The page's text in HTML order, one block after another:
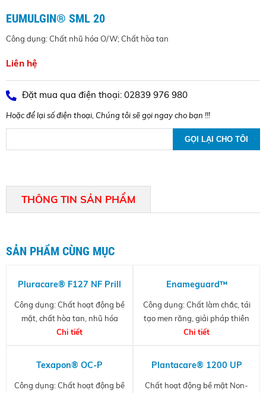
EUMULGIN® SML 20
Công dụng: Chất nhũ hóa O/W; Chất hòa tan
Liên hệ
Đặt mua qua điện thoại: 02839 976 980
Hoặc để lại số điện thoại, Chúng tôi sẽ gọi ngay cho bạn !!!
THÔNG TIN SẢN PHẨM
SẢN PHẨM CÙNG MỤC
Pluracare® F127 NF Prill
Công dụng: Chất hoạt động bề
mặt, chất hòa tan, nhũ hóa
Chi tiết
Enameguard™
Công dụng: Chất làm chắc, tái
tạo men răng, giải pháp thiên
nhiên thay thế Floride
Chi tiết
Texapon® OC-P
Công dụng: Chất hoạt động bề
Plantacare® 1200 UP
Chất hoạt động bề mặt Non-